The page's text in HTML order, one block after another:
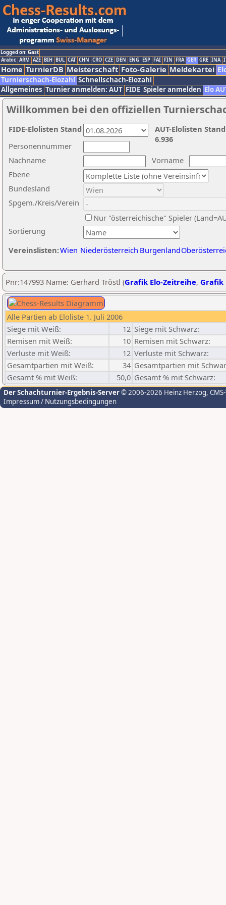
Logged on: Gast
Arabic ARM AZE BIH BUL CAT CHN CRO CZE DEN ENG ESP FAI FIN FRA GER GRE INA
Home TurnierDB Meisterschaft Foto-Galerie Meldekartei
Turnierschach-Elozahl Schnellschach-Elozahl
Allgemeines Turnier anmelden: AUT FIDE Spieler anmelden Elo
Willkommen bei den offiziellen
Nachname
Vorname
Ebene
Sortierung
Personennummer
Bundesland
Spgem./Kreis/Verein
Nur "österreichische" Spieler
Vereinslisten:Wien Niederösterreich Burgenland
AUT-Elolisten
6.936
FIDE-Elolisten Stand
Pnr:147993 Name: Gerhard Tröstl (Grafik Elo-Zeitreihe, Grafik
Alle Partien ab Eloliste 1. Juli 2006
Siege mit Weiß:
12 Siege mit Schwarz:
Remisen mit Weiß:
10 Remisen mit Schwarz:
Verluste mit Weiß:
12 Verluste mit Schwarz:
Gesamtpartien mit Weiß:
34 Gesamtpartien mit
Gesamt % mit Weiß:
50,0 Gesamt % mit Schwarz:
Der Schachturnier-Ergebnis-Server© 2006-2026 Heinz Herzog,
Impressum / Nutzungsbedingungen